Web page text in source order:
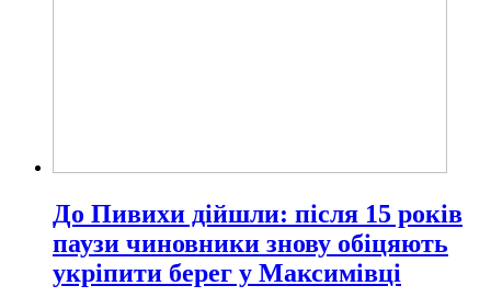
До Пивихи дійшли: після 15 років
паузи чиновники знову обіцяють
укріпити берег у Максимівці